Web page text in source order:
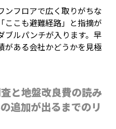
ンフロアで広く取りがちな
ここも避難経路」と指摘が
ブルパンチが入ります。早
がある会社かどうかを見極
と地盤改良費の読み
追加が出るまでのリ